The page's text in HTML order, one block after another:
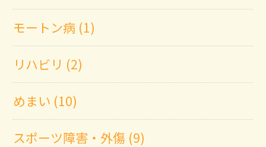
モートン病 (1)
リハビリ (2)
めまい (10)
スポーツ障害・外傷 (9)